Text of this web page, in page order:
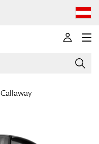
Callaway